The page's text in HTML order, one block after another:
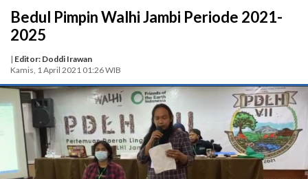
Bedul Pimpin Walhi Jambi Periode 2021-
2025
| Editor: Doddi Irawan
Kamis, 1 April 2021 01:26 WIB